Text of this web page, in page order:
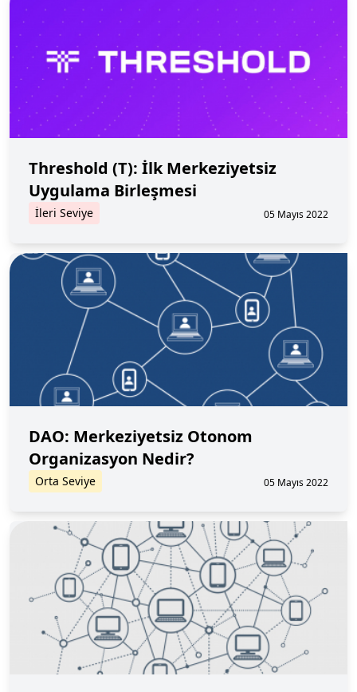
Threshold (T): İlk Merkeziyetsiz
Uygulama Birleşmesi
İleri Seviye 05 Mayıs 2022
DAO: Merkeziyetsiz Otonom
Organizasyon Nedir?
Orta Seviye 05 Mayıs 2022